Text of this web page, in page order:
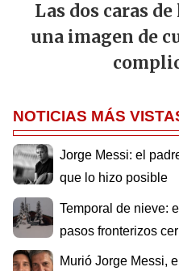
Las dos caras
una imagen de
NOTICIAS MÁS
Jorge Messi: el
que lo hizo posible
Temporal de nieve:
pasos fronterizos
Murió Jorge Messi,